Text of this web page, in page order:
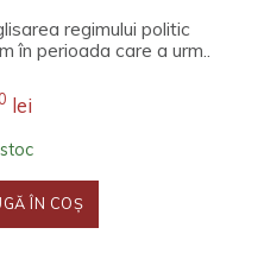
regimului politic
în perioada care a urm..
lei
ÎN COŞ